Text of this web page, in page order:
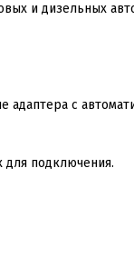
и дизельных
адаптера с
подключения.